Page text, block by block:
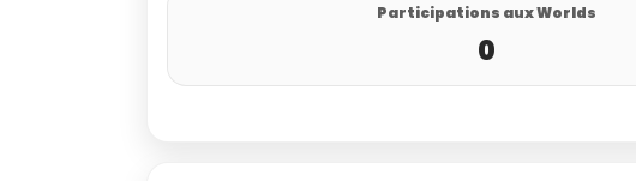
Participations aux Worlds
0